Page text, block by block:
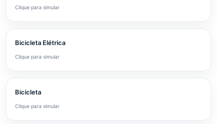
Clique para simular
Bicicleta Elétrica
Clique para simular
Bicicleta
Clique para simular